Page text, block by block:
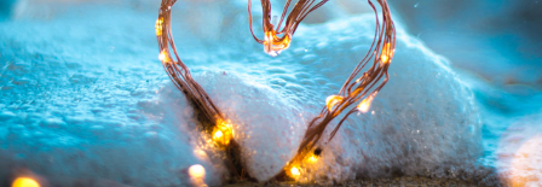
す。
【5位】牡牛座（おうし座）
趣味や友達付き合いが活発な運気です。今日は心の充実感を
感じやすい日なので、好きなことをとことん楽しみましょ
う。ラッキーアイテムは、炭酸水。